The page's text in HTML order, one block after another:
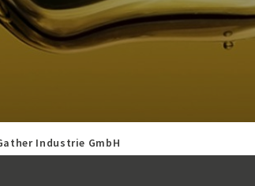
Industrie GmbH